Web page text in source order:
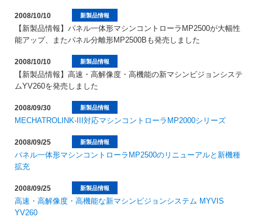
新製品情報
2008/10/10
【新製品情報】パネル一体形マシンコントローラMP2500が大幅性
能アップ、またパネル分離形MP2500Bも発売しました
新製品情報
2008/10/10
【新製品情報】高速・高解像度・高機能の新マシンビジョンシステ
ムYV260を発売しました
新製品情報
2008/09/30
MECHATROLINK-III対応マシンコントローラMP2000シリーズ
新製品情報
2008/09/25
パネル一体形マシンコントローラMP2500のリニューアルと新機種
拡充
新製品情報
2008/09/25
高速・高解像度・高機能な新マシンビジョンシステム MYVIS
YV260